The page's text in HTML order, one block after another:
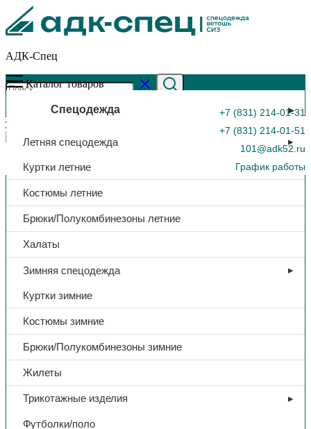
АДК-Спец
+7 (831) 214-01-31
+7 (831) 214-01-51
101@adk52.ru
График работы
0
Каталог товаров
Спецодежда
Летняя спецодежда
Куртки летние
Костюмы летние
Брюки/Полукомбинезоны летние
Халаты
Зимняя спецодежда
Куртки зимние
Костюмы зимние
Брюки/Полукомбинезоны зимние
Жилеты
Трикотажные изделия
Футболки/поло
Главная страница»Каталог»Краги спилковые, двупалые,
серый